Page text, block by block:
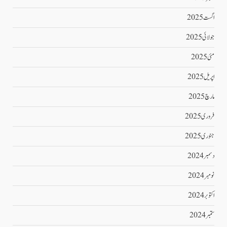
اگست 2025
جولائی 2025
مئی 2025
اپریل 2025
مارچ 2025
فروری 2025
جنوری 2025
دسمبر 2024
نومبر 2024
اکتوبر 2024
ستمبر 2024